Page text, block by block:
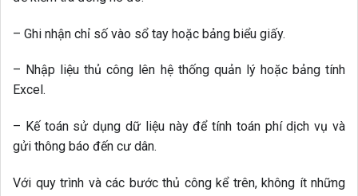
– Ghi nhận chỉ số vào sổ tay hoặc bảng biểu giấy.
– Nhập liệu thủ công lên hệ thống quản lý hoặc bảng tính
Excel.
– Kế toán sử dụng dữ liệu này để tính toán phí dịch vụ và
gửi thông báo đến cư dân.
Với quy trình và các bước thủ công kể trên, không ít những